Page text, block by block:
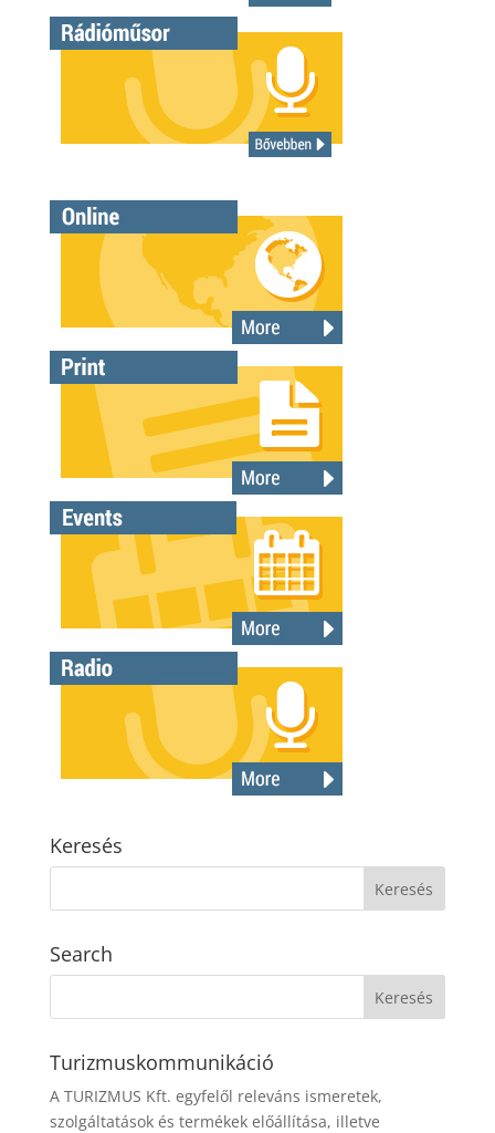
Keresés
Search
Turizmuskommunikáció
A TURIZMUS Kft. egyfelől releváns ismeretek,
szolgáltatások és termékek előállítása, illetve